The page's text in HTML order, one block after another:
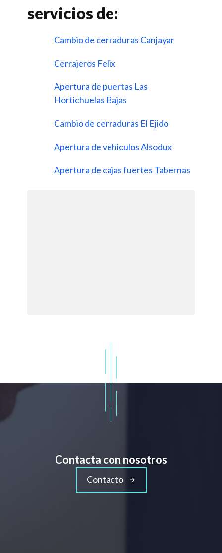
servicios de:
Cambio de cerraduras Canjayar
Cerrajeros Felix
Apertura de puertas Las
Hortichuelas Bajas
Cambio de cerraduras El Ejido
Apertura de vehiculos Alsodux
Apertura de cajas fuertes Tabernas
Contacta con nosotros
Contacto